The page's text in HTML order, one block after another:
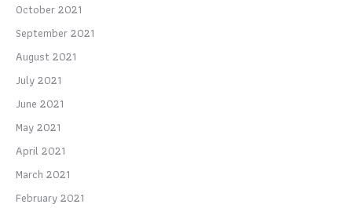
October 2021
September 2021
August 2021
July 2021
June 2021
May 2021
April 2021
March 2021
February 2021